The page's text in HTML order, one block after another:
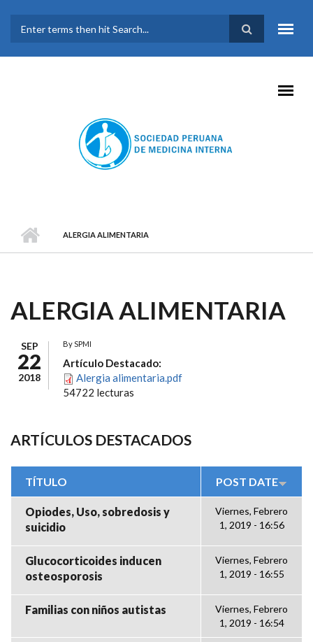
FORMULARIO DE
BÚSQUEDA
ALERGIA ALIMENTARIA
ALERGIA ALIMENTARIA
SEP
22
2018
BySPMI
Artículo Destacado:
Alergia alimentaria.pdf
54722 lecturas
ARTÍCULOS DESTACADOS
TÍTULO POST DATE
Opiodes, Uso, sobredosis y
suicidio
Viernes, Febrero
1, 2019 - 16:56
Glucocorticoides inducen
osteosporosis
Viernes, Febrero
1, 2019 - 16:55
Familias con niños autistas
Viernes, Febrero
1, 2019 - 16:54